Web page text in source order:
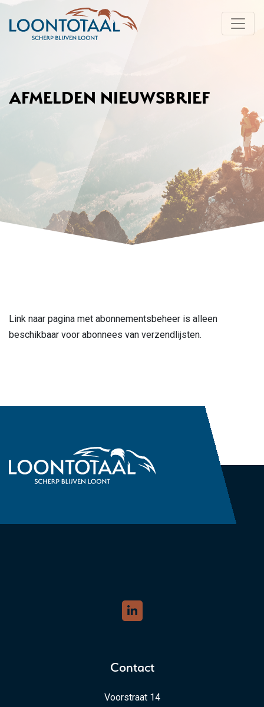
AFMELDEN NIEUWSBRIEF
Link naar pagina met abonnementsbeheer is alleen
beschikbaar voor abonnees van verzendlijsten.
Contact
Voorstraat 14